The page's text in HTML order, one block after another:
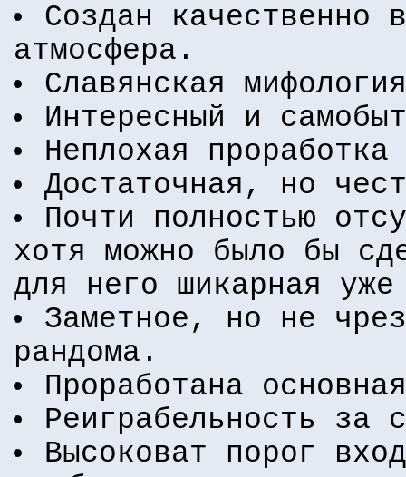
Создан качественно
атмосфера.
Славянская
Интересный и
Неплохая
Достаточная, но
Почти полностью
хотя можно было бы
для него шикарная
Заметное, но не
рандома.
Проработана
Реиграбельность за
Высоковат порог